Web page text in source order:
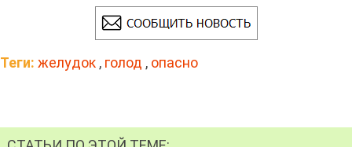
Теги: желудок , голод , опасно